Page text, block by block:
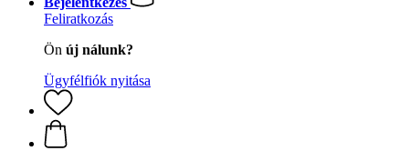
Feliratkozás
Ön új nálunk?
Ügyfélfiók nyitása